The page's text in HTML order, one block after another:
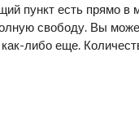
пункт есть прямо в
свободу. Вы
либо еще.